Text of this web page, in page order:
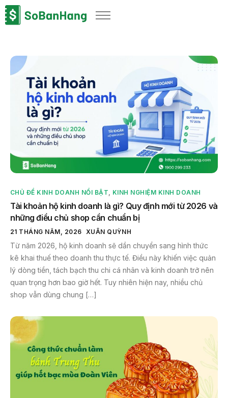
Sản phẩm
Bảng giá
Thông tin thuế
Về chúng tôi
CHỦ ĐỀ KINH DOANH NỔI BẬT KINH NGHIỆM KINH DOANH
Tài khoản hộ kinh doanh là gì? Quy định mới từ 2026 và
những điều chủ shop cần chuẩn bị
21 THÁNG NĂM, 2026 XUÂN QUỲNH
Từ năm 2026, hộ kinh doanh sẽ dần chuyển sang hình thức
kê khai thuế theo doanh thu thực tế. Điều này khiến việc quản
lý dòng tiền, tách bạch thu chi cá nhân và kinh doanh trở nên
quan trọng hơn bao giờ hết. Tuy nhiên hiện nay, nhiều chủ
shop vẫn dùng chung […]